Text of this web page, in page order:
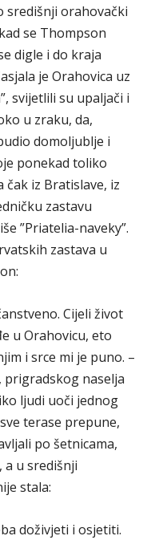
središnji orahovački
se Thompson
digle i do kraja
je Orahovica uz
svijetlili su upaljači i
u zraku, da,
domoljublje i
ponekad toliko
čak iz Bratislave, iz
zastavu
”Priatelia-naveky”.
zastava u
Cijeli život
u Orahovicu, eto
i srce mi je puno. –
prigradskog naselja
ljudi uoči jednog
terase prepune,
po šetnicama,
a u središnji
stala:
doživjeti i osjetiti.